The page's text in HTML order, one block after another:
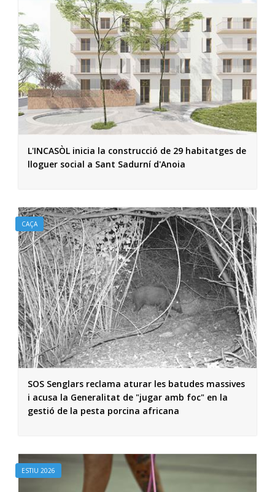
L'INCASÒL inicia la construcció de 29 habitatges de
lloguer social a Sant Sadurní d'Anoia
CAÇA
SOS Senglars reclama aturar les batudes massives
i acusa la Generalitat de "jugar amb foc" en la
gestió de la pesta porcina africana
ESTIU 2026